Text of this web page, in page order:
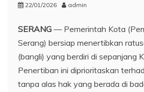
22/01/2026 admin
SERANG — Pemerintah Kota
Serang) bersiap menertibkan
(bangli) yang berdiri di sepanjang
Penertiban ini diprioritaskan
tanpa alas hak yang berada di